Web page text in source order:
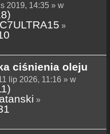
2019, 14:35 » w
»
ciśnienia oleju
lip 2026, 11:16 » w
»